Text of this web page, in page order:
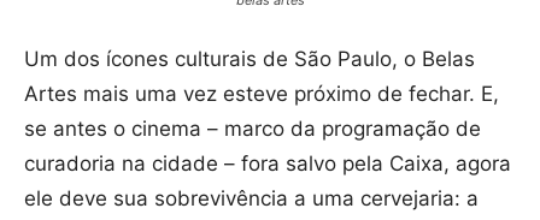
Um dos ícones culturais de São Paulo, o Belas
Artes mais uma vez esteve próximo de fechar. E,
se antes o cinema – marco da programação de
curadoria na cidade – fora salvo pela Caixa, agora
ele deve sua sobrevivência a uma cervejaria: a